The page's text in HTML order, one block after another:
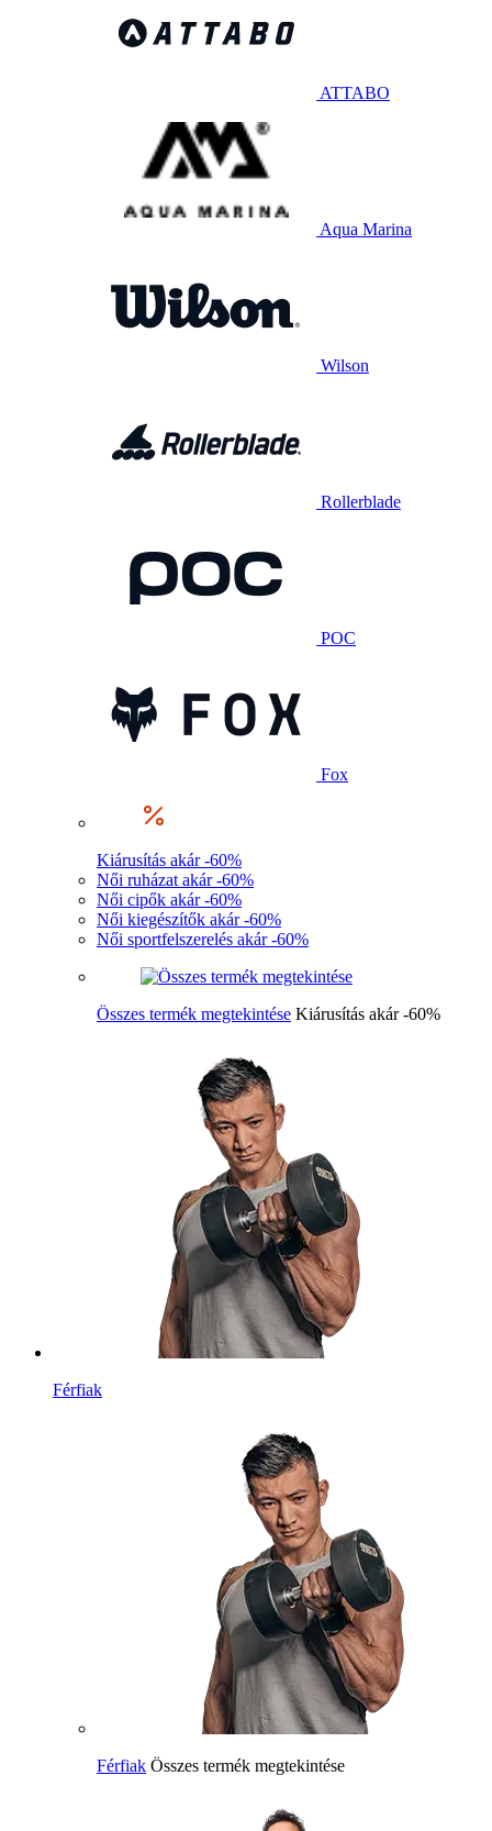
ATTABO
Aqua Marina
Wilson
Rollerblade
POC
Fox
Kiárusítás akár -60%
Női ruházat akár -60%
Női cipők akár -60%
Női kiegészítők akár -60%
Női sportfelszerelés akár -60%
Összes termék megtekintése Kiárusítás akár -60%
Férfiak
Férfiak Összes termék megtekintése